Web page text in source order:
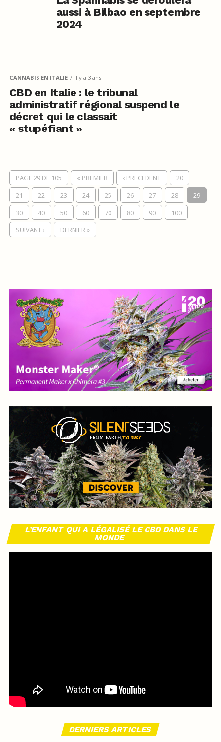
aussi à Bilbao en septembre
2024
CANNABIS EN ITALIE il y a 3 ans
CBD en Italie : le tribunal
administratif régional suspend le
décret qui le classait
« stupéfiant »
PAGE 29 DE 105 « PREMIER ‹ PRÉCÉDENT
20
21
22 23 24 25 26 27 28
29
30
40 50 60 70 80 90
100
SUIVANT ›
DERNIER »
L’ENFANT QUI A LÉGALISÉ LE CBD DANS LE
MONDE
DERNIERS ARTICLES